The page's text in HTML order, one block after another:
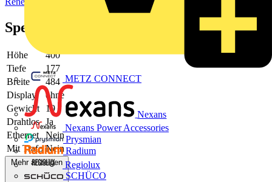
METZ CONNECT
Nexans
Nexans Power Accessories
Prysmian
Radium
Regiolux
SCHÜCO
Spezifikationen
Höhe
400
Tiefe
177
Breite
484
Display
ohne
Gewicht
19
Drahtlos Ja
Ethernet
Nein
Mit Trafo Nein
Mehr anzeigen